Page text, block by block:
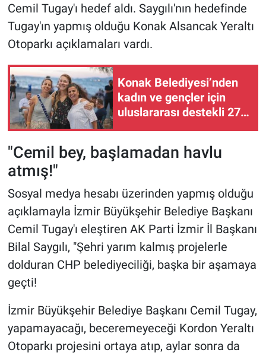
Cemil Tugay'ı hedef aldı. Saygılı'nın hedefinde
Tugay'ın yapmış olduğu Konak Alsancak Yeraltı
Otoparkı açıklamaları vardı.
Konak Belediyesi’nden
kadın ve gençler için
uluslararası destekli 272
"Cemil bey, başlamadan havlu
atmış!"
Sosyal medya hesabı üzerinden yapmış olduğu
açıklamayla İzmir Büyükşehir Belediye Başkanı
Cemil Tugay'ı eleştiren AK Parti İzmir İl Başkanı
Bilal Saygılı, "Şehri yarım kalmış projelerle
dolduran CHP belediyeciliği, başka bir aşamaya
geçti!
İzmir Büyükşehir Belediye Başkanı Cemil Tugay,
yapamayacağı, beceremeyeceği Kordon Yeraltı
Otoparkı projesini ortaya atıp, aylar sonra da